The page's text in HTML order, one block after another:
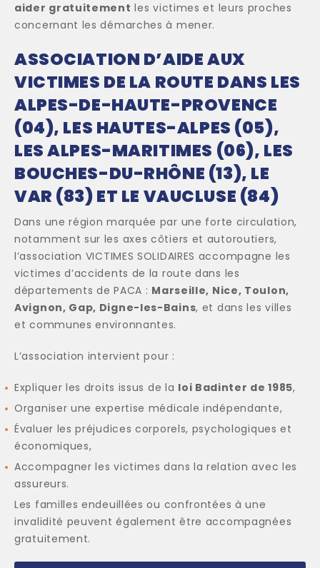
aider gratuitement les victimes et leurs proches
concernant les démarches à mener.
ASSOCIATION D’AIDE AUX
VICTIMES DE LA ROUTE DANS LES
ALPES-DE-HAUTE-PROVENCE
(04), LES HAUTES-ALPES (05),
LES ALPES-MARITIMES (06), LES
BOUCHES-DU-RHÔNE (13), LE
VAR (83) ET LE VAUCLUSE (84)
Dans une région marquée par une forte circulation,
notamment sur les axes côtiers et autoroutiers,
l’association VICTIMES SOLIDAIRES accompagne les
victimes d’accidents de la route dans les
départements de PACA : Marseille, Nice, Toulon,
Avignon, Gap, Digne-les-Bains, et dans les villes
et communes environnantes.
L’association intervient pour :
Expliquer les droits issus de la loi Badinter de 1985,
Organiser une expertise médicale indépendante,
Évaluer les préjudices corporels, psychologiques et
économiques,
Accompagner les victimes dans la relation avec les
assureurs.
Les familles endeuillées ou confrontées à une
invalidité peuvent également être accompagnées
gratuitement.